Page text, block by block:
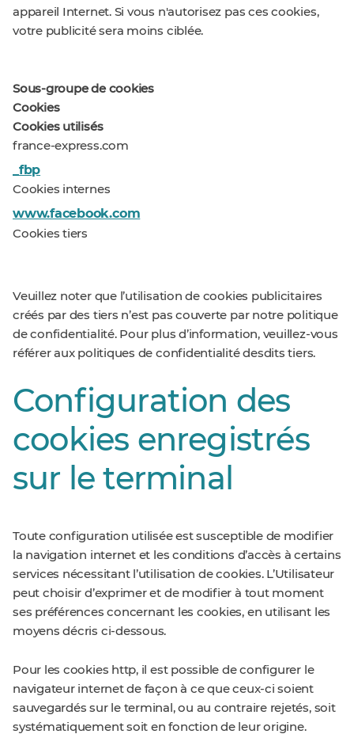
appareil Internet. Si vous n'autorisez pas ces cookies,
votre publicité sera moins ciblée.
Sous-groupe de cookies
Cookies
Cookies utilisés
france-express.com
_fbp
Cookies internes
www.facebook.com
Cookies tiers
Veuillez noter que l’utilisation de cookies publicitaires
créés par des tiers n’est pas couverte par notre politique
de confidentialité. Pour plus d’information, veuillez-vous
référer aux politiques de confidentialité desdits tiers.
Configuration des
cookies enregistrés
sur le terminal
Toute configuration utilisée est susceptible de modifier
la navigation internet et les conditions d’accès à certains
services nécessitant l’utilisation de cookies. L’Utilisateur
peut choisir d’exprimer et de modifier à tout moment
ses préférences concernant les cookies, en utilisant les
moyens décris ci-dessous.
Pour les cookies http, il est possible de configurer le
navigateur internet de façon à ce que ceux-ci soient
sauvegardés sur le terminal, ou au contraire rejetés, soit
systématiquement soit en fonction de leur origine.